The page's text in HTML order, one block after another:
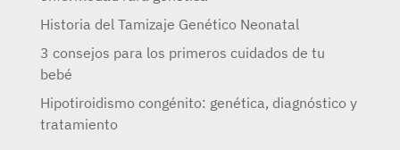
Historia del Tamizaje Genético Neonatal
3 consejos para los primeros cuidados de tu
bebé
Hipotiroidismo congénito: genética, diagnóstico y
tratamiento